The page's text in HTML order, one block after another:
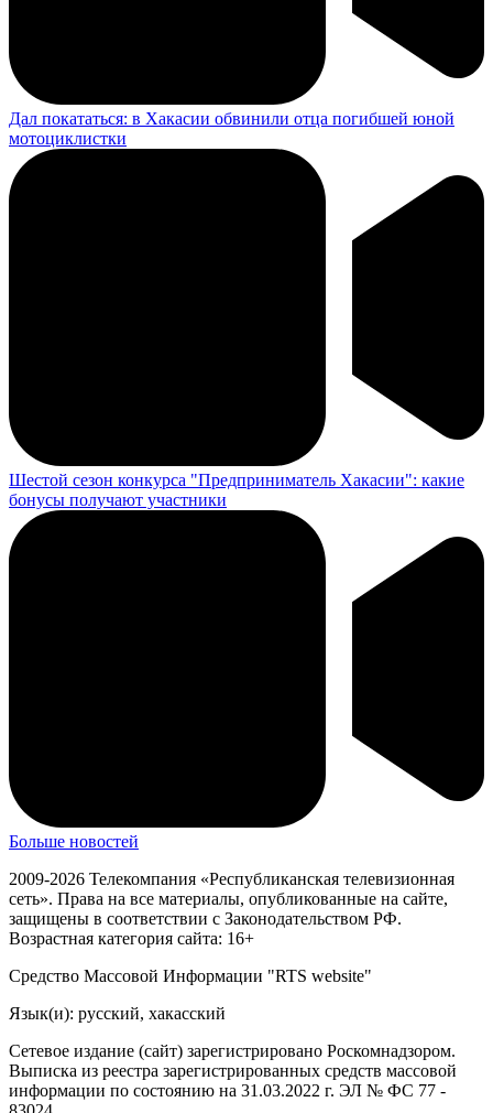
Дал покататься: в Хакасии обвинили отца погибшей юной
мотоциклистки
Шестой сезон конкурса "Предприниматель Хакасии": какие
бонусы получают участники
Больше новостей
2009-2026 Телекомпания «Республиканская телевизионная
сеть». Права на все материалы, опубликованные на сайте,
защищены в соответствии с Законодательством РФ.
Возрастная категория сайта: 16+
Средство Массовой Информации "RTS website"
Язык(и): русский, хакасский
Сетевое издание (сайт) зарегистрировано Роскомнадзором.
Выписка из реестра зарегистрированных средств массовой
информации по состоянию на 31.03.2022 г. ЭЛ № ФС 77 -